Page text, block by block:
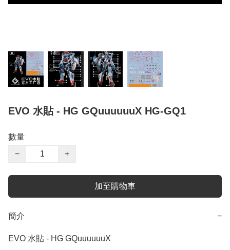
EVO 水貼 - HG GQuuuuuuX HG-GQ1
數量
−
+
加至購物車
簡介 −
EVO 水貼 - HG GQuuuuuuX